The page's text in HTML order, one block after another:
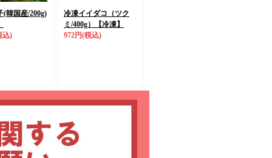
(韓国産/200g)
込)
冷凍イイダコ（ツク
ミ/400g）
【冷凍】
972円(税込)